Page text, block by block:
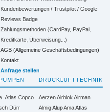
Kundenbewertungen / Trustpilot / Google
Reviews Badge
Zahlungsmethoden (CardPay, PayPal,
Kreditkarte, Überweisung...)
AGB (Allgemeine Geschäftsbedingungen)
Kontakt
Anfrage stellen
Atlas Copco
Dürr
DRUCKLUFTTECHNIK
AerzenAirblok Airman
Almig Alup Ama Atlas